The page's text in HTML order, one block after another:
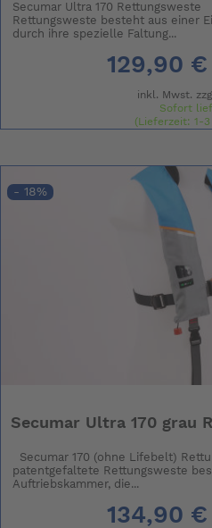
Secumar Ultra 170
Rettungsweste besteht aus einer
durch ihre spezielle Faltung...
129,90 €
inkl. Mwst.
Sofort
(Lieferzeit: 1-
- 18%
Secumar Ultra 170 grau
Secumar 170 (ohne Lifebelt)
patentgefaltete Rettungsweste
Auftriebskammer, die...
134,90 €